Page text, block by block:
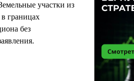
участки из
границах
без